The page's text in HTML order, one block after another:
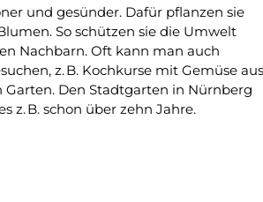
und gesünder. Dafür pflanzen sie
So schützen sie die Umwelt
Nachbarn. Oft kann man auch
z. B. Kochkurse mit Gemüse aus
Den Stadtgarten in Nürnberg
z. B. schon über zehn Jahre.